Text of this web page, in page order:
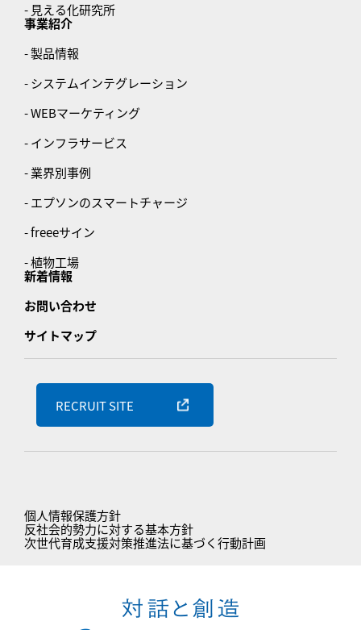
- 見える化研究所
事業紹介
- 製品情報
- システムインテグレーション
- WEBマーケティング
- インフラサービス
- 業界別事例
- エプソンのスマートチャージ
- freeeサイン
- 植物工場
新着情報
お問い合わせ
サイトマップ
RECRUIT SITE
個人情報保護方針
反社会的勢力に対する基本方針
次世代育成支援対策推進法に基づく行動計画